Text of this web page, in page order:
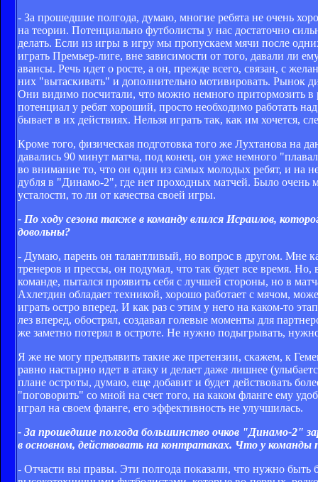
- За прошедшие полгода, думаю, многие ребята не очень
на теории. Потенциально футболисты у нас достаточно
делать. Если из игры в игру мы пропускаем мячи после
играть Премьер-лиге, вне зависимости от того, давали ли
авансы. Речь идет о росте, а он, прежде всего, связан, с
них "вытаскивать" и дополнительно мотивировать. Рынок
Они видимо посчитали, что можно немного притормозить в
потенциал у ребят хороший, просто необходимо работать
бывает в их действиях. Нельзя играть так, как им хочется,
Кроме того, физическая подготовка того же Лухтанова на
давались 90 минут матча, под конец, он уже немного
во внимание то, что он один из самых молодых ребят, и на
дубля в "Динамо-2", где нет проходных матчей. Было очень
усталости, то ли от качества своей игры.
- По ходу сезона также в команду влился Исраилов,
довольны?
- Думаю, парень он талантливый, но вопрос в другом. Мне
тренеров и прессы, он подумал, что так будет все время.
команде, пытался проявить себя с лучшей стороны, но в
Ахлетдин обладает техникой, хорошо работает с мячом,
играть остро вперед. И как раз с этим у него на каком-то
лез вперед, обострял, создавал голевые моменты для
же заметно потерял в остроте. Не нужно подыгрывать, нужно
Я же не могу предъявить такие же претензии, скажем, к
равно настырно идет в атаку и делает даже лишнее
плане остроты, думаю, еще добавит и будет действовать
"поговорить" со мной на счет того, на каком фланге ему
играл на своем фланге, его эффективность не улучшилась.
- За прошедшие полгода большинство очков "Динамо-2"
в основном, действовать на контратаках. Что у команды
- Отчасти вы правы. Эти полгода показали, что нужно быть